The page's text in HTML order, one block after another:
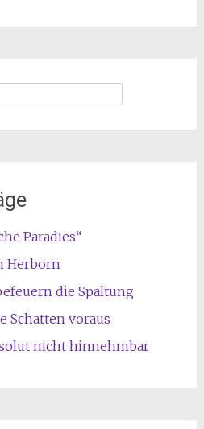
Paradies“
Herborn
die Spaltung
Schatten voraus
nicht hinnehmbar